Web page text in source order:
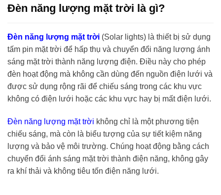
Đèn năng lượng mặt trời là gì?
Đèn năng lượng mặt trời (Solar lights) là thiết bị sử dụng
tấm pin mặt trời để hấp thụ và chuyển đổi năng lượng ánh
sáng mặt trời thành năng lượng điện. Điều này cho phép
đèn hoạt động mà không cần dùng đến nguồn điện lưới và
được sử dụng rộng rãi để chiếu sáng trong các khu vực
không có điện lưới hoặc các khu vực hay bị mất điện lưới.
Đèn năng lượng mặt trời không chỉ là một phương tiện
chiếu sáng, mà còn là biểu tượng của sự tiết kiệm năng
lượng và bảo vệ môi trường. Chúng hoạt động bằng cách
chuyển đổi ánh sáng mặt trời thành điện năng, không gây
ra khí thải và không tiêu tốn điện năng lưới.